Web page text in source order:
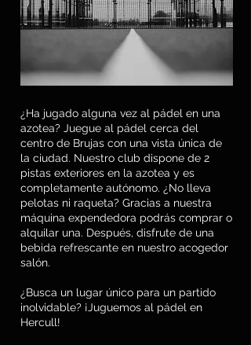
¿Ha jugado alguna vez al pádel en una
azotea? Juegue al pádel cerca del
centro de Brujas con una vista única de
la ciudad. Nuestro club dispone de 2
pistas exteriores en la azotea y es
completamente autónomo. ¿No lleva
pelotas ni raqueta? Gracias a nuestra
máquina expendedora podrás comprar o
alquilar una. Después, disfrute de una
bebida refrescante en nuestro acogedor
salón.
¿Busca un lugar único para un partido
inolvidable? ¡Juguemos al pádel en
Hercull!